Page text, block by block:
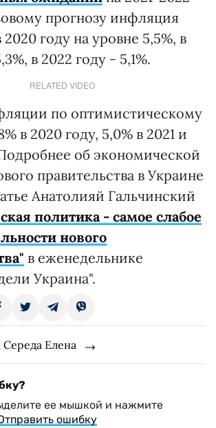
прогнозу инфляция
году на уровне 5,5%, в
в 2022 году - 5,1%.
RELATED VIDEO
по оптимистическому
в 2020 году, 5,0% в 2021 и
об экономической
правительства в Украине
Анатолияй Гальчинский
политика - самое слабое
нового
в еженедельнике
Украина".
Елена
ее мышкой и нажмите
ошибку